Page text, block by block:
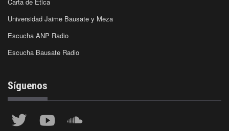
Carta de Ética
Universidad Jaime Bausate y Meza
Escucha ANP Radio
Escucha Bausate Radio
Síguenos